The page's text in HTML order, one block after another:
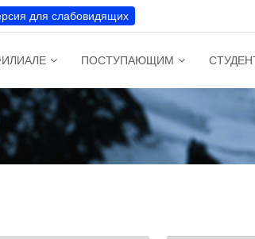
для слабовидящих
ПОСТУПАЮЩИМ